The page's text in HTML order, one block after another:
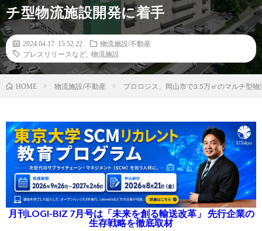
チ型物流施設開発に着手
2024.04.17 15:52:22
物流施設/不動産
プレスリリースなど
物流施設
HOME 物流施設/不動産 プロロジス、岡山市で3.5万㎡のマルチ型
月刊LOGI-BIZ 7月号は「未来を創る輸送改革」 先行企業の
生存戦略を徹底取材